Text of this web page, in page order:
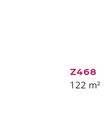
Z468
122 m²